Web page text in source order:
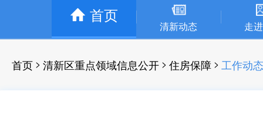
首页
清新动态 走
首页 > 清新区重点领域信息公开 > 住房保障 > 工作动态